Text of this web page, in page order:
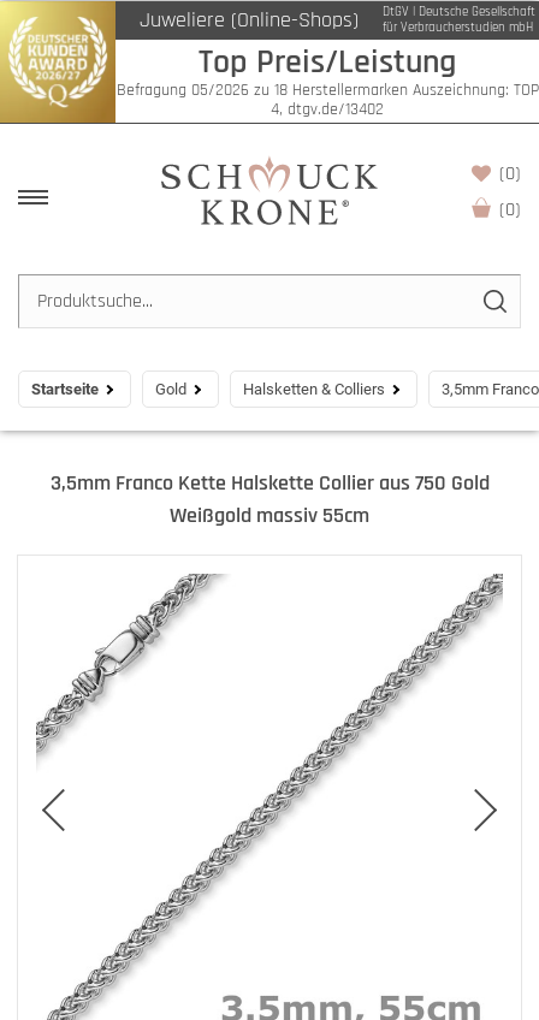
Juweliere (Online-Shops)
DtGV | Deutsche Gesellschaft
für Verbraucherstudien mbH
Top Preis/Leistung
Befragung 05/2026 zu 18 Herstellermarken Auszeichnung: TOP
4, dtgv.de/13402
(0)
(0)
Startseite Gold Halsketten & Colliers 3,5mm
3,5mm Franco Kette Halskette Collier aus 750 Gold
Weißgold massiv 55cm